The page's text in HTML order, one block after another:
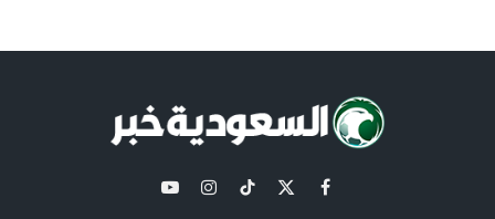
فيسبوك
X تيكتوكالانستغراميوتيوب